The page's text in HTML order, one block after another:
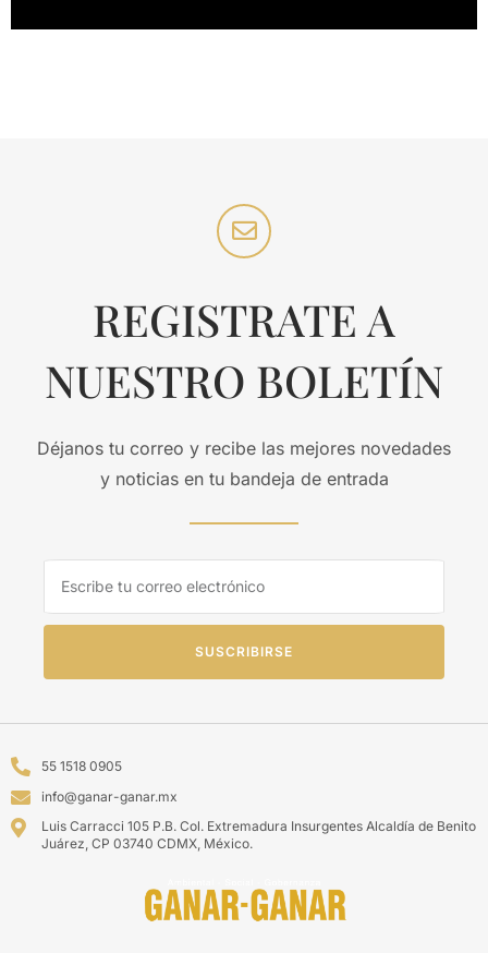
REGISTRATE A
NUESTRO BOLETÍN
Déjanos tu correo y recibe las mejores novedades
y noticias en tu bandeja de entrada
SUSCRIBIRSE
55 1518 0905
info@ganar-ganar.mx
Luis Carracci 105 P.B. Col. Extremadura Insurgentes Alcaldía de Benito
Juárez, CP 03740 CDMX, México.